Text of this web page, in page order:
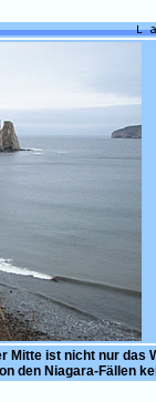
Mitte ist nicht nur
den Niagara-Fällen